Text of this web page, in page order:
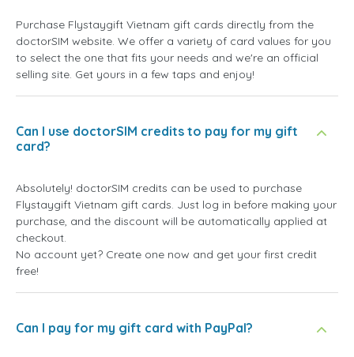
Purchase Flystaygift Vietnam gift cards directly from the
doctorSIM website. We offer a variety of card values for you
to select the one that fits your needs and we're an official
selling site. Get yours in a few taps and enjoy!
Can I use doctorSIM credits to pay for my gift
card?
Absolutely! doctorSIM credits can be used to purchase
Flystaygift Vietnam gift cards. Just log in before making your
purchase, and the discount will be automatically applied at
checkout.
No account yet? Create one now and get your first credit
free!
Can I pay for my gift card with PayPal?